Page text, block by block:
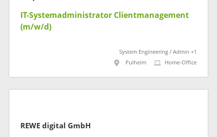
IT-Systemadministrator Clientmanagement
(m/w/d)
System Engineering / Admin +1
Pulheim
Home-Office
REWE digital GmbH